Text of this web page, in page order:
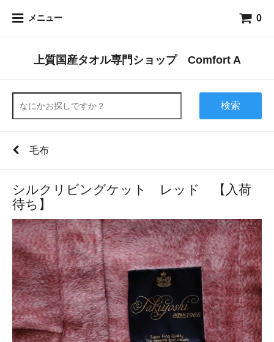
メニュー 0
上質国産タオル専門ショップ Comfort A
検索
毛布
シルクリビングケット レッド 【入荷
待ち】